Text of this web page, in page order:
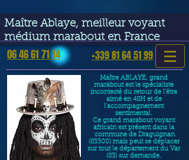
Maître Ablaye, meilleur voyant
médium marabout en France
06 46 61 71 14 +339 81 64 51 99
Maître ABLAYE, grand
marabout est le spécialiste
incontesté du retour de l’être
aimé en 48H et de
l’accompagnement
sentimental.
Ce grand marabout voyant
africain est présent dans la
commune de Draguignan
(83300) mais peut se déplacer
sur tout le département du Var
(83) sur demande.